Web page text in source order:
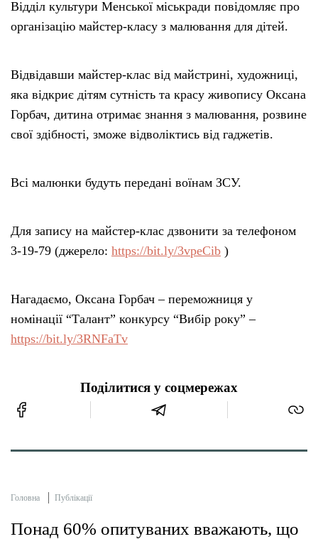
Відділ культури Менської міськради повідомляє про
організацію майстер-класу з малювання для дітей.
Відвідавши майстер-клас від майстрині, художниці,
яка відкриє дітям сутність та красу живопису Оксана
Горбач, дитина отримає знання з малювання, розвине
свої здібності, зможе відволіктись від гаджетів.
Всі малюнки будуть передані воїнам ЗСУ.
Для запису на майстер-клас дзвонити за телефоном
3-19-79 (джерело: https://bit.ly/3vpeCib )
Нагадаємо, Оксана Горбач – переможниця у
номінації “Талант” конкурсу “Вибір року” –
https://bit.ly/3RNFaTv
Поділитися у соцмережах
Головна Публікації
Понад 60% опитуваних вважають, що